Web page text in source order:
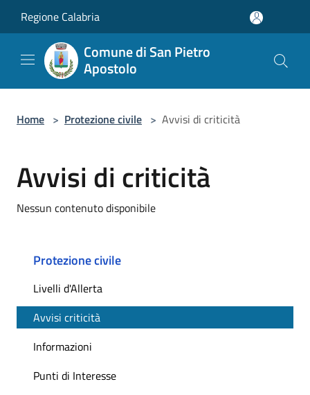
Regione Calabria
Comune di San Pietro
Apostolo
Home > Protezione civile > Avvisi di criticità
Avvisi di criticità
Nessun contenuto disponibile
Protezione civile
Livelli d'Allerta
Avvisi criticità
Informazioni
Punti di Interesse